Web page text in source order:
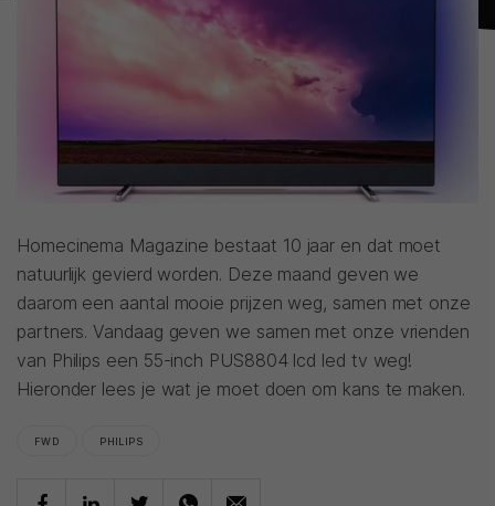
Homecinema Magazine bestaat 10 jaar en dat moet
natuurlijk gevierd worden. Deze maand geven we
daarom een aantal mooie prijzen weg, samen met onze
partners. Vandaag geven we samen met onze vrienden
van Philips een 55-inch PUS8804 lcd led tv weg!
Hieronder lees je wat je moet doen om kans te maken.
FWD PHILIPS